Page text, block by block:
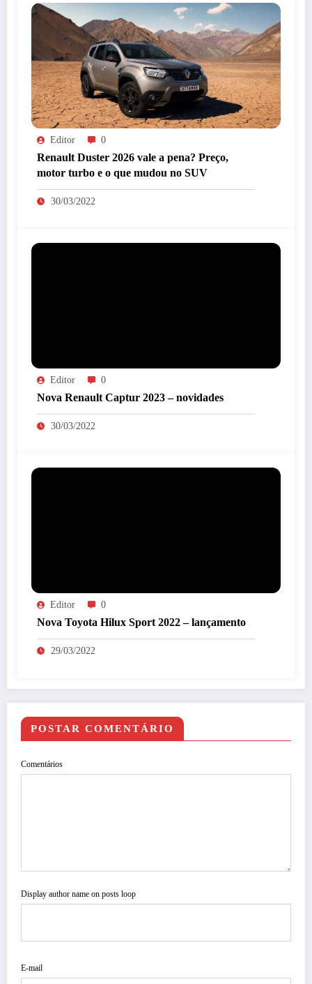
Editor 0
Renault Duster 2026 vale a pena? Preço,
motor turbo e o que mudou no SUV
30/03/2022
Editor 0
Nova Renault Captur 2023 – novidades
30/03/2022
Editor 0
Nova Toyota Hilux Sport 2022 – lançamento
29/03/2022
POSTAR COMENTÁRIO
Comentários
Display author name on posts loop
E-mail